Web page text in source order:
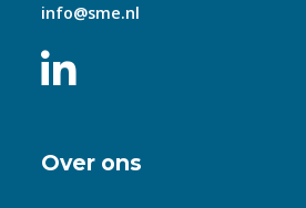
info@sme.nl
Over ons